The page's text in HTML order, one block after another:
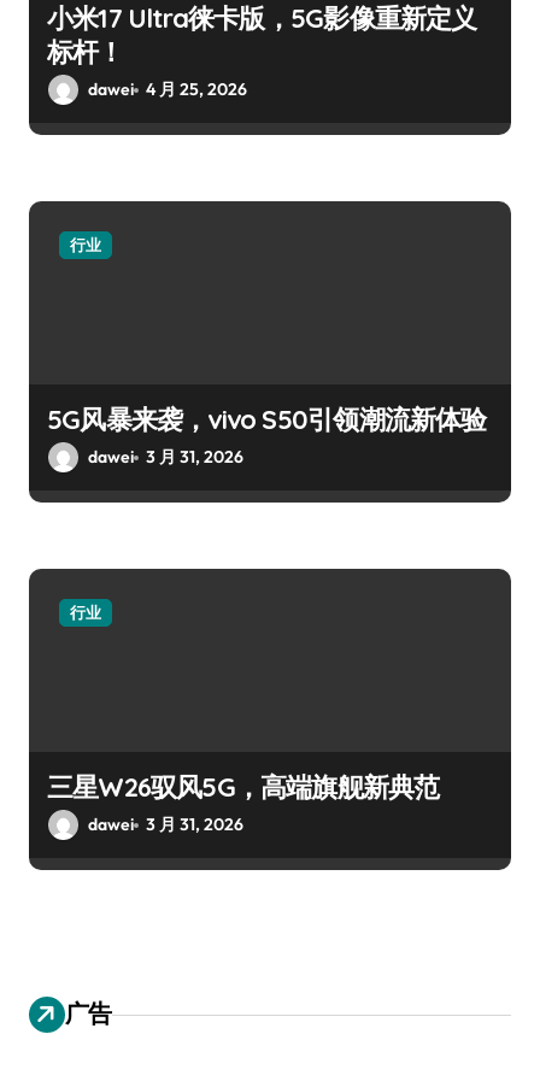
小米17 Ultra徕卡版，5G影像重新定义
标杆！
dawei 4 月 25, 2026
行业
5G风暴来袭，vivo S50引领潮流新体验
dawei 3 月 31, 2026
行业
三星W26驭风5G，高端旗舰新典范
dawei 3 月 31, 2026
广告